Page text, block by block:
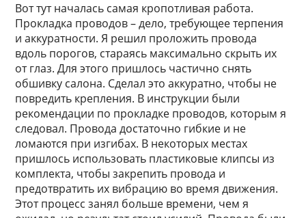
Вот тут началась самая кропотливая работа.
Прокладка проводов – дело, требующее терпения
и аккуратности. Я решил проложить провода
вдоль порогов, стараясь максимально скрыть их
от глаз. Для этого пришлось частично снять
обшивку салона. Сделал это аккуратно, чтобы не
повредить крепления. В инструкции были
рекомендации по прокладке проводов, которым я
следовал. Провода достаточно гибкие и не
ломаются при изгибах. В некоторых местах
пришлось использовать пластиковые клипсы из
комплекта, чтобы закрепить провода и
предотвратить их вибрацию во время движения.
Этот процесс занял больше времени, чем я